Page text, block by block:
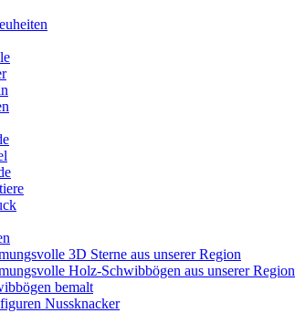
3D Sterne aus unserer Region
Holz-Schwibbögen aus unserer Region
bemalt
Nussknacker